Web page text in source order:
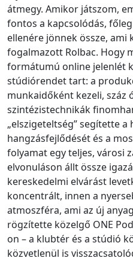
átmegy. Amikor játszom,
fontos a kapcsolódás,
ellenére jönnek össze,
fogalmazott Rolbac. Hogy
formátumú online jelenlét
stúdiórendet tart: a
munkaidőként kezeli, száz
szintézistechnikák
„elszigeteltség” segítette a
hangzásfejlődését és a
folyamat egy teljes, városi
elvonuláson állt össze
kereskedelmi elvárást
koncentrált, innen a
atmoszféra, ami az új
rögzítette közelgő ONE
on – a klubtér és a stúdió
közvetlenül is